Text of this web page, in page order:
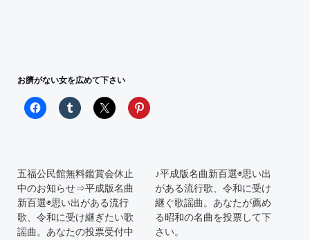
お臍がない女を広めて下さい
五福公民館無料鑑賞会休止
中のお知らせ⇒平成版名曲
新百選◉思い出がある流行
歌、令和に受け継ぎたい歌
謡曲。あなたの投票受付中
♪平成版名曲新百選◉思い出
がある流行歌、令和に受け
継ぐ歌謡曲。あなたが薦め
る昭和の名曲を投票して下
さい。